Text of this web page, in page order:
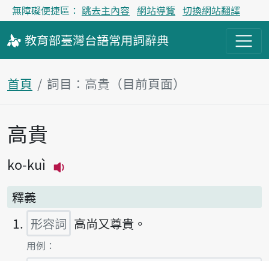
無障礙便捷區： 跳去主內容 網站導覽 切換網站翻譯
教育部臺灣台語常用詞辭典
首頁 詞目：高貴（目前頁面）
主內容區塊
高貴
ko-kuì
釋義
形容詞 高尚又尊貴。
第1項釋義的
用例：